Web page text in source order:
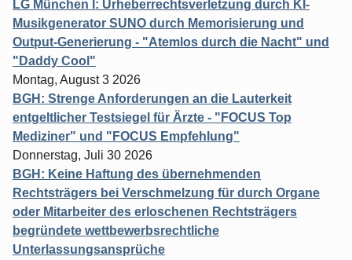
LG München I: Urheberrechtsverletzung durch KI-
Musikgenerator SUNO durch Memorisierung und
Output-Generierung - "Atemlos durch die Nacht" und
"Daddy Cool"
Montag, August 3 2026
BGH: Strenge Anforderungen an die Lauterkeit
entgeltlicher Testsiegel für Ärzte - "FOCUS Top
Mediziner" und "FOCUS Empfehlung"
Donnerstag, Juli 30 2026
BGH: Keine Haftung des übernehmenden
Rechtsträgers bei Verschmelzung für durch Organe
oder Mitarbeiter des erloschenen Rechtsträgers
begründete wettbewerbsrechtliche
Unterlassungsansprüche